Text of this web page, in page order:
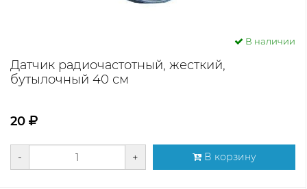
В наличии
Датчик радиочастотный, жесткий,
бутылочный 40 см
20
- + В корзину